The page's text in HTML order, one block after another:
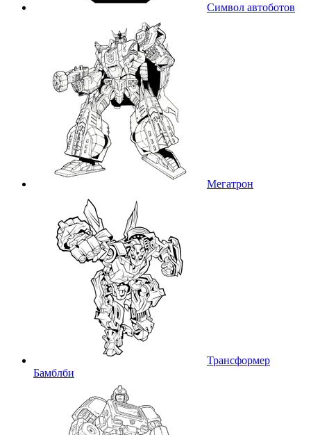
Символ автоботов
Мегатрон
Трансформер
Бамблби